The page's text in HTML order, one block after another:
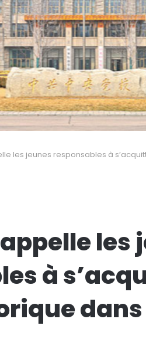
les jeunes responsables à
les
à